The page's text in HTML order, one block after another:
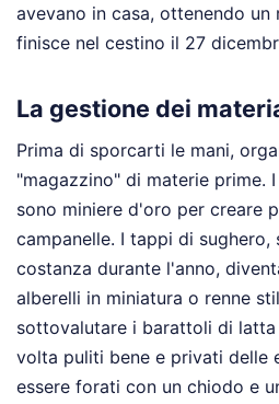
avevano in casa, ottenendo
finisce nel cestino il 27
La gestione dei
Prima di sporcarti le mani,
"magazzino" di materie prime.
sono miniere d'oro per creare
campanelle. I tappi di sughero,
costanza durante l'anno,
alberelli in miniatura o renne
sottovalutare i barattoli di latta
volta puliti bene e privati delle
essere forati con un chiodo e